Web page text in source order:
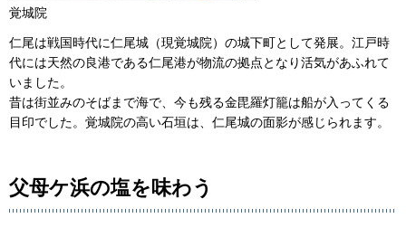
覚城院
仁尾は戦国時代に仁尾城（現覚城院）の城下町として発展。江戸時
代には天然の良港である仁尾港が物流の拠点となり活気があふれて
いました。
昔は街並みのそばまで海で、今も残る金毘羅灯籠は船が入ってくる
目印でした。覚城院の高い石垣は、仁尾城の面影が感じられます。
父母ケ浜の塩を味わう